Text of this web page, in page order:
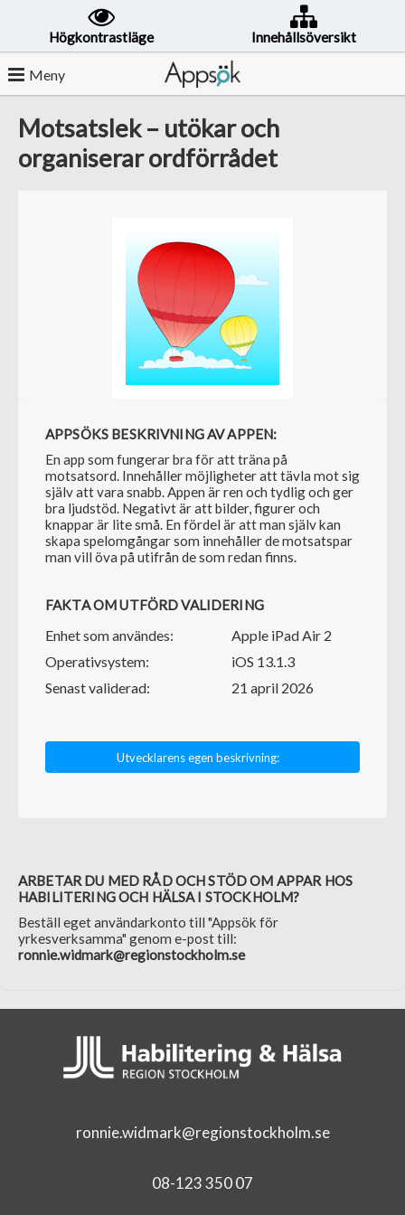
Högkontrastläge Innehållsöversikt
Meny
Motsatslek – utökar och
organiserar ordförrådet
APPSÖKS BESKRIVNING AV APPEN:
En app som fungerar bra för att träna på
motsatsord. Innehåller möjligheter att tävla mot sig
själv att vara snabb. Appen är ren och tydlig och ger
bra ljudstöd. Negativt är att bilder, figurer och
knappar är lite små. En fördel är att man själv kan
skapa spelomgångar som innehåller de motsatspar
man vill öva på utifrån de som redan finns.
FAKTA OM UTFÖRD VALIDERING
Enhet som användes:
Apple iPad Air 2
Operativsystem:
iOS 13.1.3
Senast validerad:
21 april 2026
Utvecklarens egen beskrivning:
ARBETAR DU MED RÅD OCH STÖD OM APPAR HOS
HABILITERING OCH HÄLSA I STOCKHOLM?
Beställ eget användarkonto till "Appsök för
yrkesverksamma" genom e-post till:
ronnie.widmark@regionstockholm.se
ronnie.widmark@regionstockholm.se
08-123 350 07